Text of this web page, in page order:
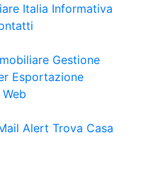
Italia Informativa
Gestione
Esportazione
Alert Trova Casa